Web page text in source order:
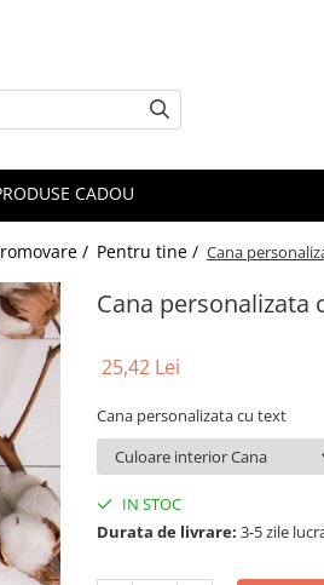
CADOU
/ Pentru tine / Cana
Cana personalizata
25,42 Lei
Cana personalizata cu text
IN STOC
Durata de livrare: 3-5 zile